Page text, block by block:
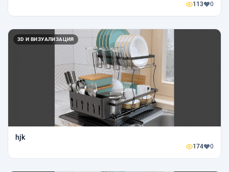
113 0
3D И ВИЗУАЛИЗАЦИЯ
hjk
174 0